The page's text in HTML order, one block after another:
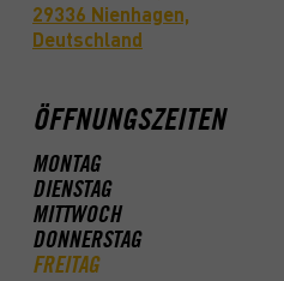
ÖFFNUNGSZEITEN
MONTAG
DIENSTAG
MITTWOCH
DONNERSTAG
FREITAG
29336 Nienhagen,
Deutschland